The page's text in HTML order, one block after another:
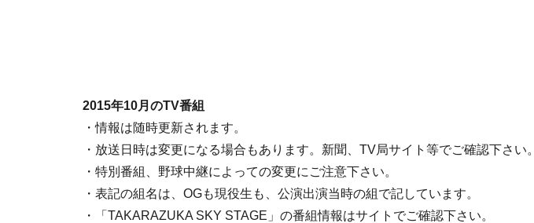
2015年10月のTV番組
・情報は随時更新されます。
・放送日時は変更になる場合もあります。新聞、TV局サイト等でご確認下さい。
・特別番組、野球中継によっての変更にご注意下さい。
・表記の組名は、OGも現役生も、公演出演当時の組で記しています。
・「TAKARAZUKA SKY STAGE」の番組情報はサイトでご確認下さい。